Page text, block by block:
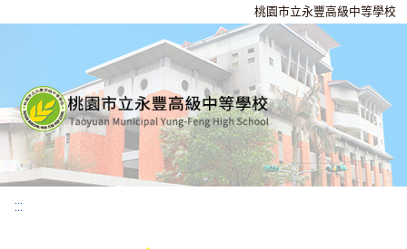
桃園市立永豐高級中等學校
:::